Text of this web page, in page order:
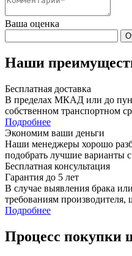
Ваша оценка
Наши
Бесплатная доставка
В пределах МКАД или до
собственном транспортном
Подробнее
Экономим ваши деньги
Наши менеджеры хорошо
подобрать лучшие варианты
Бесплатная консультация
Гарантия до 5 лет
В случае выявления брака
требованиям производителя,
Подробнее
Процесс покупки